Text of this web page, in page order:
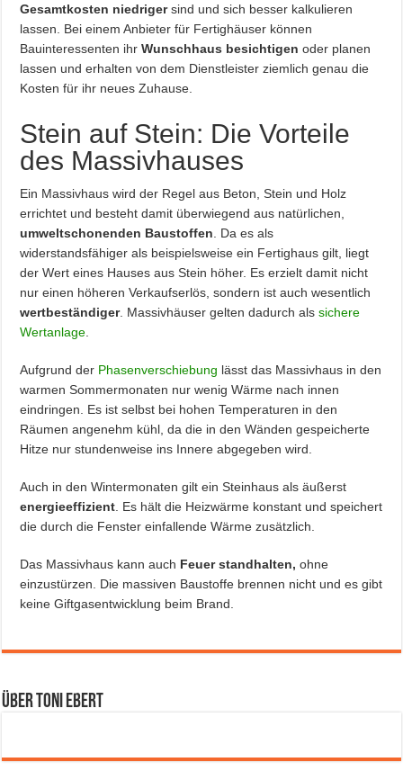
Gesamtkosten niedrigersind und sich besser kalkulieren
lassen. Bei einem Anbieter für Fertighäuser können
Bauinteressenten ihrWunschhaus besichtigen oder planen
lassen und erhalten von dem Dienstleister ziemlich genau die
Kosten für ihr neues Zuhause.
Stein auf Stein: Die Vorteile
des Massivhauses
Ein Massivhaus wird der Regel aus Beton, Stein und Holz
errichtet und besteht damit überwiegend aus natürlichen,
umweltschonenden Baustoffen . Da es als
widerstandsfähiger als beispielsweise ein Fertighaus gilt, liegt
der Wert eines Hauses aus Stein höher. Es erzielt damit nicht
nur einen höheren Verkaufserlös, sondern ist auch wesentlich
wertbeständiger. Massivhäuser gelten dadurch alssichere
Wertanlage
Aufgrund der Phasenverschiebung lässt das Massivhaus in den
warmen Sommermonaten nur wenig Wärme nach innen
eindringen. Es ist selbst bei hohen Temperaturen in den
Räumen angenehm kühl, da die in den Wänden gespeicherte
Hitze nur stundenweise ins Innere abgegeben wird.
Auch in den Wintermonaten gilt ein Steinhaus als äußerst
energieeffizient . Es hält die Heizwärme konstant und speichert
die durch die Fenster einfallende Wärme zusätzlich.
Das Massivhaus kann auch Feuer standhalten, ohne
einzustürzen. Die massiven Baustoffe brennen nicht und es gibt
keine Giftgasentwicklung beim Brand.
Über Toni Ebert